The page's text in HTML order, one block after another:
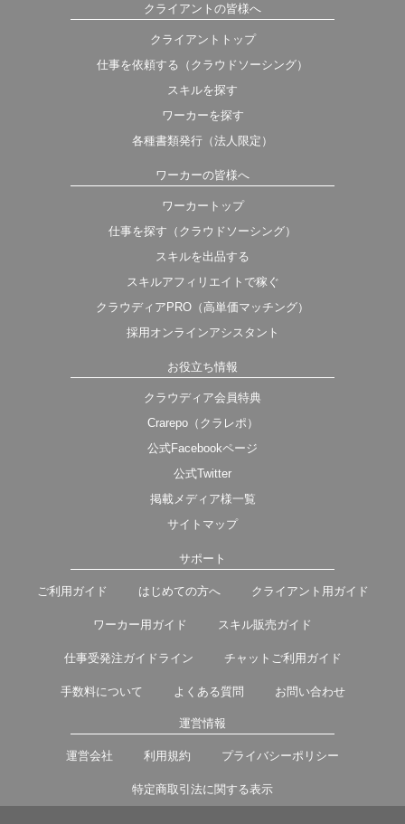
クライアントの皆様へ
クライアントトップ
仕事を依頼する（クラウドソーシング）
スキルを探す
ワーカーを探す
各種書類発行（法人限定）
ワーカーの皆様へ
ワーカートップ
仕事を探す（クラウドソーシング）
スキルを出品する
スキルアフィリエイトで稼ぐ
クラウディアPRO（高単価マッチング）
採用オンラインアシスタント
お役立ち情報
クラウディア会員特典
Crarepo（クラレポ）
公式Facebookページ
公式Twitter
掲載メディア様一覧
サイトマップ
サポート
ご利用ガイド はじめての方へ クライアント用ガイド
ワーカー用ガイド スキル販売ガイド
仕事受発注ガイドライン チャットご利用ガイド
手数料について よくある質問 お問い合わせ
運営情報
運営会社 利用規約 プライバシーポリシー
特定商取引法に関する表示